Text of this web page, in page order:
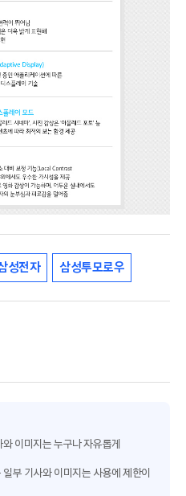
성전자 삼성투모로우
이미지는 누구나 자유롭게
부 기사와 이미지는 사용에 제한이